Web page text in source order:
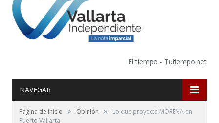
El tiempo - Tutiempo.net
NAVEGAR
Página de inicio » Opinión »
Lo que proyecta MORENA en
Puerto Vallarta